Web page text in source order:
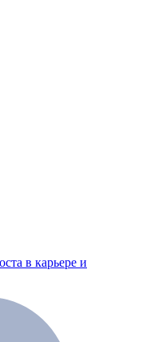
в карьере и